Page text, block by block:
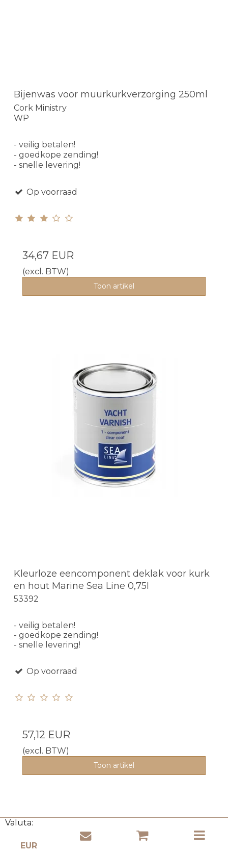
Valuta:
Bijenwas voor muurkurkverzorging 250ml
Cork Ministry
WP
- veilig betalen!
- goedkope zending!
- snelle levering!
Op voorraad
34,67 EUR
(excl. BTW)
Toon artikel
Kleurloze eencomponent deklak voor kurk
en hout Marine Sea Line 0,75l
53392
- veilig betalen!
- goedkope zending!
- snelle levering!
Op voorraad
57,12 EUR
(excl. BTW)
Toon artikel